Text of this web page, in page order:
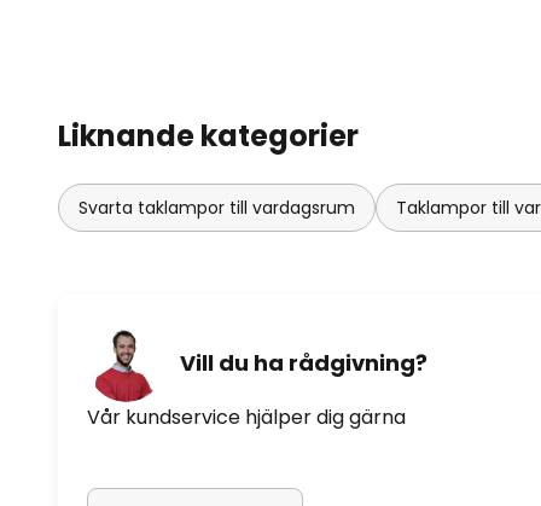
Liknande kategorier
Svarta taklampor till vardagsrum Taklampor till
Vill du ha rådgivning?
Vår kundservice hjälper dig gärna